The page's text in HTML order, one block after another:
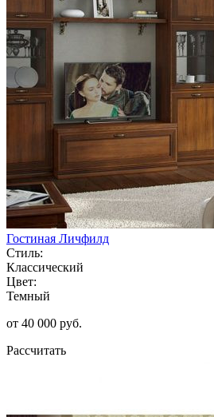
Гостиная Личфилд
Стиль:
Классический
Цвет:
Темный
от 40 000 руб.
Рассчитать